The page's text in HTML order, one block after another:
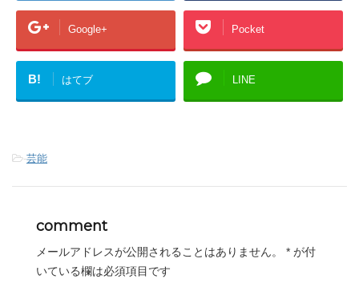
Google+ Pocket
B! はてブ LINE
-芸能
comment
メールアドレスが公開されることはありません。 * が付
いている欄は必須項目です